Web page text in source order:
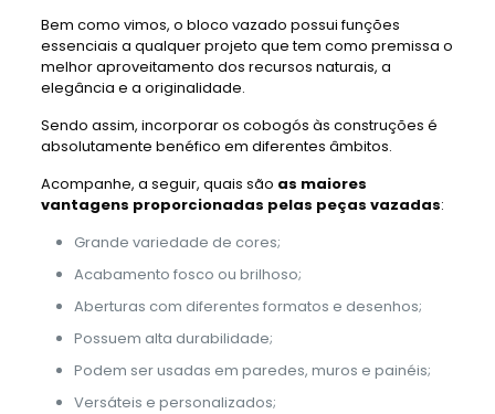
Bem como vimos, o bloco vazado possui funções
essenciais a qualquer projeto que tem como premissa o
melhor aproveitamento dos recursos naturais, a
elegância e a originalidade.
Sendo assim, incorporar os cobogós às construções é
absolutamente benéfico em diferentes âmbitos.
Acompanhe, a seguir, quais são as maiores
vantagens proporcionadas pelas peças vazadas:
Grande variedade de cores;
Acabamento fosco ou brilhoso;
Aberturas com diferentes formatos e desenhos;
Possuem alta durabilidade;
Podem ser usadas em paredes, muros e painéis;
Versáteis e personalizados;